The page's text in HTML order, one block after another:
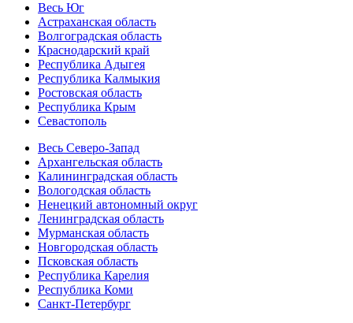
Весь Юг
Астраханская область
Волгоградская область
Краснодарский край
Республика Адыгея
Республика Калмыкия
Ростовская область
Республика Крым
Севастополь
Весь Северо-Запад
Архангельская область
Калининградская область
Вологодская область
Ненецкий автономный округ
Ленинградская область
Мурманская область
Новгородская область
Псковская область
Республика Карелия
Республика Коми
Санкт-Петербург